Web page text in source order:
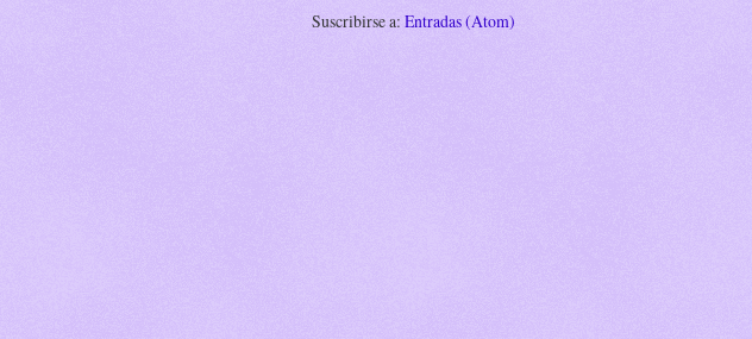
Suscribirse a: Entradas (Atom)